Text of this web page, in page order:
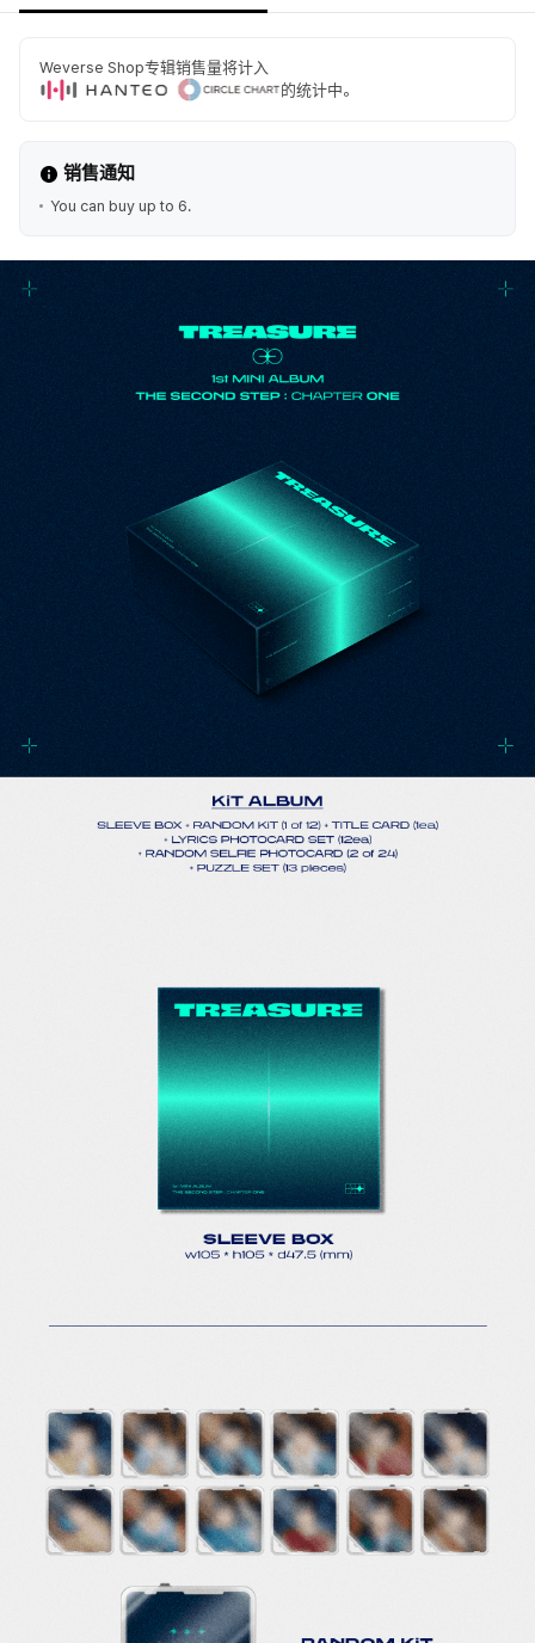
Weverse Shop专辑销售量将计入
的统计中。
销售通知
You can buy up to 6.